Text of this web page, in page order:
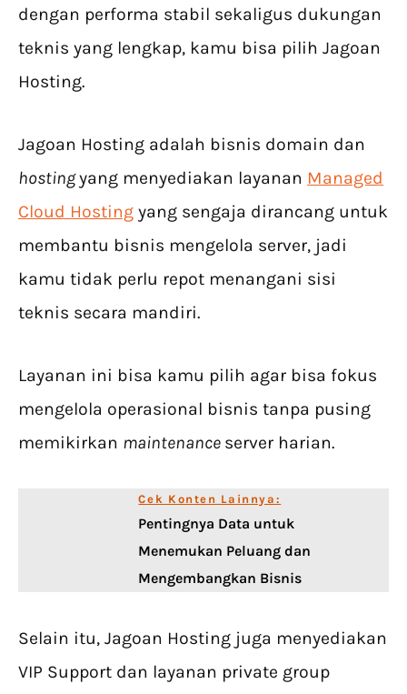
dengan performa stabil sekaligus dukungan
teknis yang lengkap, kamu bisa pilih Jagoan
Hosting.
Jagoan Hosting adalah bisnis domain dan
hostingyang menyediakan layanan Managed
Cloud Hosting yang sengaja dirancang untuk
membantu bisnis mengelola server, jadi
kamu tidak perlu repot menangani sisi
teknis secara mandiri.
Layanan ini bisa kamu pilih agar bisa fokus
mengelola operasional bisnis tanpa pusing
memikirkan maintenance server harian.
Cek Konten Lainnya:
Pentingnya Data untuk
Menemukan Peluang dan
Mengembangkan Bisnis
Selain itu, Jagoan Hosting juga menyediakan
VIP Support dan layanan private group